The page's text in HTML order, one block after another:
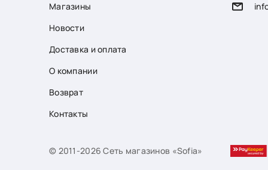
Магазины
Новости
Доставка и оплата
О компании
Возврат
Контакты
© 2011-2026 Сеть магазинов «Sofia»